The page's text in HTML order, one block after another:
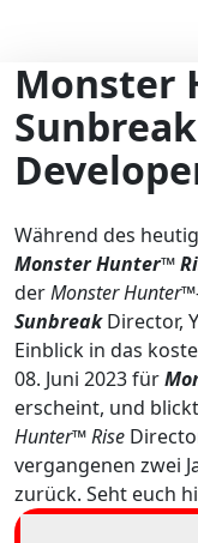
Monster
Während des
Monster Hunter™
derMonster Hunter
SunbreakDirector,
Einblick in das
08. Juni 2023 für
erscheint, und
Hunter™ Rise
vergangenen zwei
zurück. Seht euch